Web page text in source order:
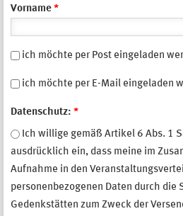
Vorname *
Per Post
ich möchte per Post eingeladen
Per Email
ich möchte per E-Mail eingeladen
Datenschutz: *
Ich willige gemäß Artikel 6 Abs. 1
ausdrücklich ein, dass meine im
Aufnahme in den
personenbezogenen Daten durch die
Gedenkstätten zum Zweck der